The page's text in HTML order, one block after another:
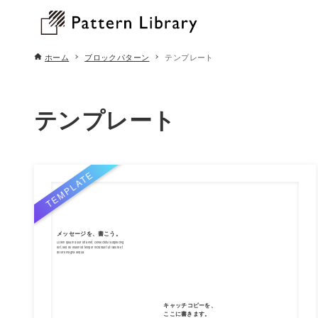
ホーム ブロックパターン テンプレート
テンプレート